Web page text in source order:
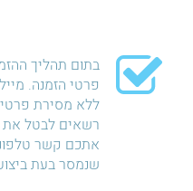
בתום תהליך
פרטי הזמנה.
ללא מסירת פרטי
רשאים לבטל את
אתכם קשר
שנמסר בעת